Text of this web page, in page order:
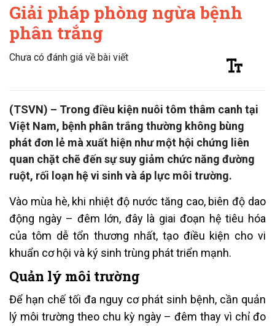
Giải pháp phòng ngừa bệnh
phân trắng
Chưa có đánh giá về bài viết
(TSVN) – Trong điều kiện nuôi tôm thâm canh tại
Việt Nam, bệnh phân trắng thường không bùng
phát đơn lẻ mà xuất hiện như một hội chứng liên
quan chặt chẽ đến sự suy giảm chức năng đường
ruột, rối loạn hệ vi sinh và áp lực môi trường.
Vào mùa hè, khi nhiệt độ nước tăng cao, biên độ dao
động ngày – đêm lớn, đây là giai đoạn hệ tiêu hóa
của tôm dễ tổn thương nhất, tạo điều kiện cho vi
khuẩn cơ hội và ký sinh trùng phát triển mạnh.
Quản lý môi trường
Để hạn chế tối đa nguy cơ phát sinh bệnh, cần quản
lý môi trường theo chu kỳ ngày – đêm thay vì chỉ đo